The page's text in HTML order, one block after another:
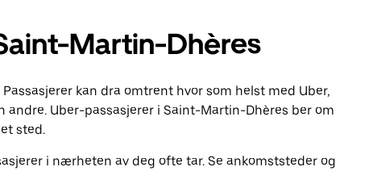
Martin-Dhères
kan dra omtrent hvor som helst med Uber,
Uber-passasjerer i Saint-Martin-Dhères ber om
sted.
i nærheten av deg ofte tar. Se ankomststeder og